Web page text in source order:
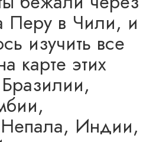
Перу в Чили, и
изучить все
карте этих
Индии,